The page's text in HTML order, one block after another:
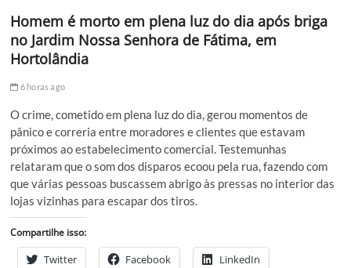
Homem é morto em plena luz do dia após briga
no Jardim Nossa Senhora de Fátima, em
Hortolândia
6 horas ago
O crime, cometido em plena luz do dia, gerou momentos de
pânico e correria entre moradores e clientes que estavam
próximos ao estabelecimento comercial. Testemunhas
relataram que o som dos disparos ecoou pela rua, fazendo com
que várias pessoas buscassem abrigo às pressas no interior das
lojas vizinhas para escapar dos tiros.
Compartilhe isso:
Twitter Facebook LinkedIn